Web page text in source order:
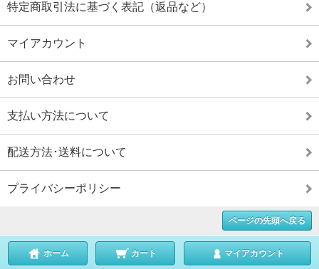
特定商取引法に基づく表記（返品など）
マイアカウント
お問い合わせ
支払い方法について
配送方法･送料について
プライバシーポリシー
ページの先頭へ戻る
ホーム カート マイアカウント